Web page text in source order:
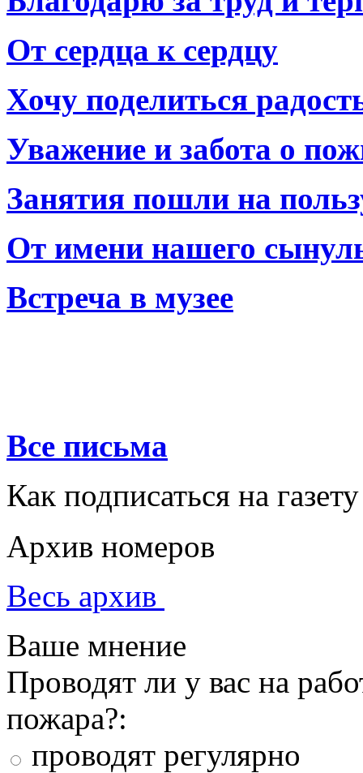
От сердца к сердцу
Хочу поделиться
Уважение и забота о
Занятия пошли на
От имени нашего
Встреча в музее
Все письма
Как подписаться на газету
Архив номеров
Весь архив
Ваше мнение
Проводят ли у вас на
пожара?:
проводят регулярно